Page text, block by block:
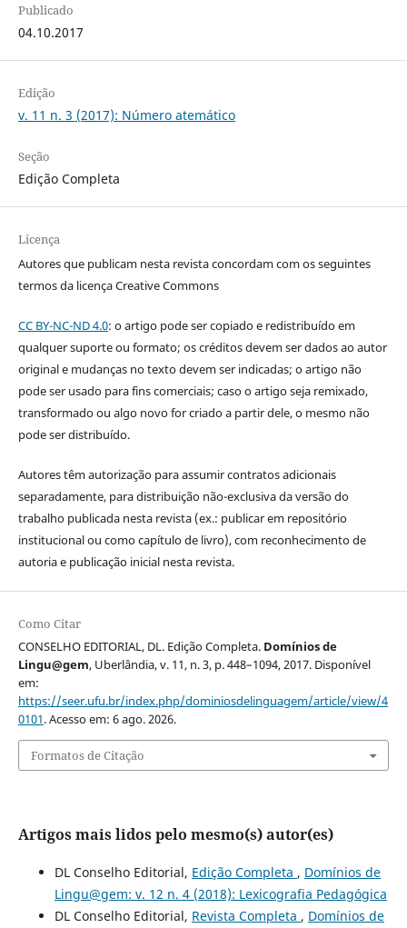
Publicado
04.10.2017
Edição
v. 11 n. 3 (2017): Número atemático
Seção
Edição Completa
Licença
Autores que publicam nesta revista concordam com os seguintes
termos da licença Creative Commons
CC BY-NC-ND 4.0: o artigo pode ser copiado e redistribuído em
qualquer suporte ou formato; os créditos devem ser dados ao autor
original e mudanças no texto devem ser indicadas; o artigo não
pode ser usado para fins comerciais; caso o artigo seja remixado,
transformado ou algo novo for criado a partir dele, o mesmo não
pode ser distribuído.
Autores têm autorização para assumir contratos adicionais
separadamente, para distribuição não-exclusiva da versão do
trabalho publicada nesta revista (ex.: publicar em repositório
institucional ou como capítulo de livro), com reconhecimento de
autoria e publicação inicial nesta revista.
Como Citar
CONSELHO EDITORIAL, DL. Edição Completa. Domínios de
Lingu@gem, Uberlândia, v. 11, n. 3, p. 448–1094, 2017. Disponível
em:
https://seer.ufu.br/index.php/dominiosdelinguagem/article/view/4
0101. Acesso em: 6 ago. 2026.
Formatos de Citação
Artigos mais lidos pelo mesmo(s) autor(es)
DL Conselho Editorial, Edição Completa , Domínios de
Lingu@gem: v. 12 n. 4 (2018): Lexicografia Pedagógica
DL Conselho Editorial, Revista Completa , Domínios de